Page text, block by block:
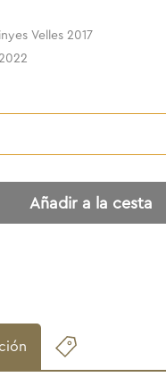
Velles 2017
Añadir a la cesta